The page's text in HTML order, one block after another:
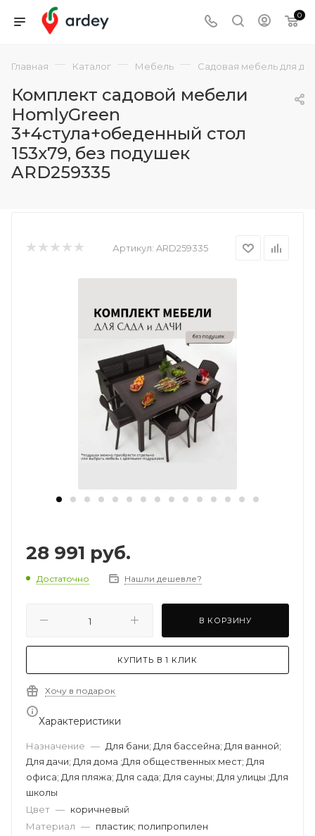
0
Главная — Каталог — Мебель — Садовая мебель для
Комплект садовой мебели
HomlyGreen
3+4стула+обеденный стол
153х79, без подушек
ARD259335
Артикул: ARD259335
28 991 руб.
Достаточно Нашли дешевле?
В КОРЗИНУ
КУПИТЬ В 1 КЛИК
Хочу в подарок
Характеристики
Назначение — Для бани; Для бассейна; Для ванной;
Для дачи; Для дома ;Для общественных мест; Для
офиса; Для пляжа; Для сада; Для сауны; Для улицы ;Для
школы
Цвет — коричневый
Материал — пластик; полипропилен